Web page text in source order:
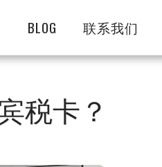
BLOG 联系我们
税卡？